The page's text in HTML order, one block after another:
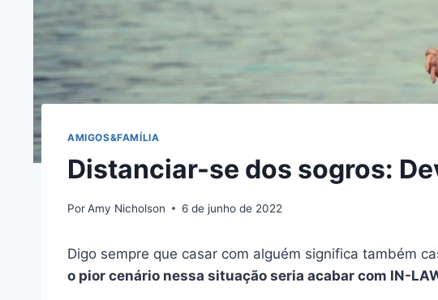
AMIGOS&FAMÍLIA
Distanciar-se dos sogros:
PorAmy Nicholson 6 de junho de 2022
Digo sempre que casar com alguém significa também
o pior cenário nessa situação seria acabar com IN-